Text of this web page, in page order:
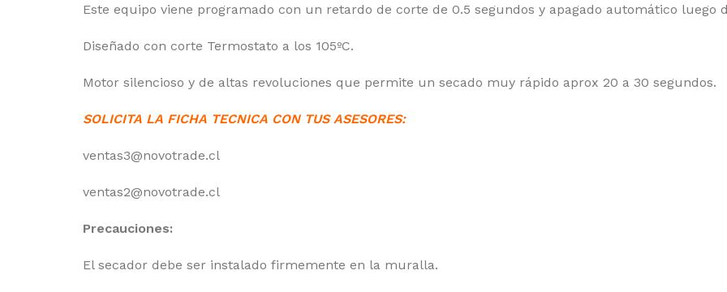
Este equipo viene programado con un retardo de corte de 0.5 segundos y apagado automático
Diseñado con corte Termostato a los 105ºC.
Motor silencioso y de altas revoluciones que permite un secado muy rápido aprox 20 a 30 segundos.
SOLICITA LA FICHA TECNICA CON TUS ASESORES:
ventas3@novotrade.cl
ventas2@novotrade.cl
Precauciones:
El secador debe ser instalado firmemente en la muralla.